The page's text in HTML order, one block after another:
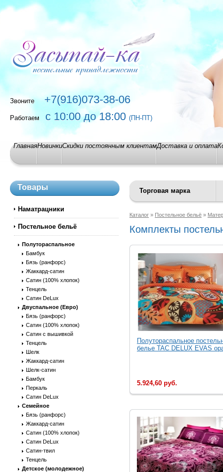
Звоните+7(916)073-38-06
Работаем с 10:00 до 18:00 (ПН-ПТ)
ГлавнаяНовинкиСкидки постоянным клиентамДоставка и оплата
Товары
Наматрацники
Постельное бельё
Полутораспальное
Бамбук
Бязь (ранфорс)
Жаккард-сатин
Сатин (100% хлопок)
Тенцель
Сатин DeLux
Двуспальное (Евро)
Бязь (ранфорс)
Сатин (100% хлопок)
Сатин с вышивкой
Тенцель
Шелк
Жаккард-сатин
Шелк-сатин
Бамбук
Перкаль
Сатин DeLux
Семейное
Бязь (ранфорс)
Жаккард-сатин
Сатин (100% хлопок)
Сатин DeLux
Сатин-твил
Тенцель
Детское (молодежное)
Торговая марка
Каталог » Постельное бельё »
Комплекты
Полутораспальное
белье TAC DELUX EVAS
5.924,60 руб.